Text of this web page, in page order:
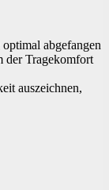
abgefangen
der Tragekomfort
auszeichnen,